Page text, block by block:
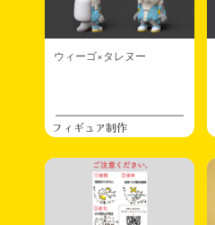
ウィーゴ×タレヌー
フィギュア制作